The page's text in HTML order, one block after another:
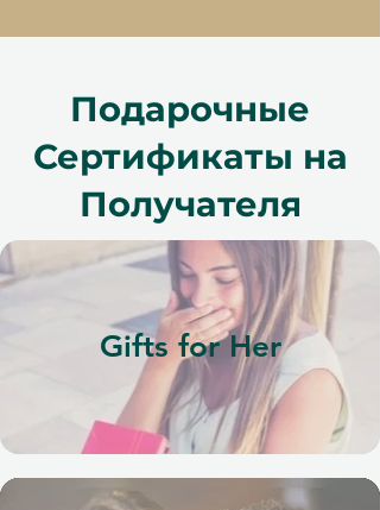
Подарочные
Сертификаты на
Получателя
Gifts for Her